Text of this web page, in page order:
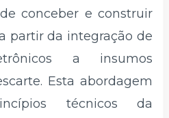
conceber e construir
partir da integração de
a insumos
Esta abordagem
técnicos da